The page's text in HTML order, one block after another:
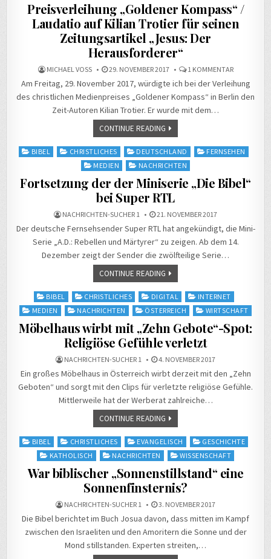
Preisverleihung „Goldener Kompass“ /
Laudatio auf Kilian Trotier für seinen
Zeitungsartikel „Jesus: Der
Herausforderer“
MICHAEL VOSS 29. NOVEMBER 2017 1 KOMMENTARZU
„GOLDENER
KOMPASS“
/
„JESUS:
Am Freitag, 29. November 2017, würdigte ich bei der Verleihung
des christlichen Medienpreises „Goldener Kompass“ in Berlin den
Zeit-Autoren Kilian Trotier. Er wurde mit dem…
CONTINUE READING
Posted
BIBEL CHRISTLICHES DEUTSCHLAND
FERNSEHEN
MEDIEN
NACHRICHTEN
Fortsetzung der der Miniserie „Die Bibel“
bei Super RTL
NACHRICHTEN-SUCHER 1 21. NOVEMBER 2017
Der deutsche Fernsehsender Super RTL hat angekündigt, die Mini-
Serie „A.D.: Rebellen und Märtyrer“ zu zeigen. Ab dem 14.
Dezember zeigt der Sender die zwölfteilige Serie…
CONTINUE READING
Posted
in
BIBEL CHRISTLICHES DIGITAL
INTERNET
MEDIEN
NACHRICHTEN ÖSTERREICH WIRTSCHAFT
Möbelhaus wirbt mit „Zehn Gebote“-Spot:
Religiöse Gefühle verletzt
NACHRICHTEN-SUCHER 1 4. NOVEMBER 2017
Ein großes Möbelhaus in Österreich wirbt derzeit mit den „Zehn
Geboten“ und sorgt mit den Clips für verletzte religiöse Gefühle.
Mittlerweile hat der Werberat zahlreiche…
CONTINUE READING
Posted
BIBEL CHRISTLICHES EVANGELISCH
GESCHICHTE
KATHOLISCH
NACHRICHTEN WISSENSCHAFT
War biblischer „Sonnenstillstand“ eine
Sonnenfinsternis?
NACHRICHTEN-SUCHER 1 3. NOVEMBER 2017
Die Bibel berichtet im Buch Josua davon, dass mitten im Kampf
zwischen den Israeliten und den Amoritern die Sonne und der
Mond stillstanden. Experten streiten,…